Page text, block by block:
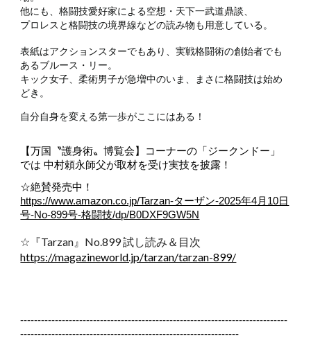
他にも、格闘技愛好家による空想・天下一武道鼎談、
プロレスと格闘技の境界線などの読み物も用意している。
表紙はアクションスターでもあり、実戦格闘術の創始者でも
あるブルース・リー。
キック女子、柔術男子が急増中のいま、まさに格闘技は始め
どき。
自分自身を変える第一歩がここにはある！
【万国〝護身術〟博覧会】コーナーの「ジークンドー」
では 中村頼永師父が取材を受け実技を披露！
☆絶賛発売中！
https://www.amazon.co.jp/Tarzan-ターザン-2025年4月10日
号-No-899号-格闘技/dp/B0DXF9GW5N
☆『Tarzan』No.899 試し読み＆目次
https://magazineworld.jp/tarzan/tarzan-899/
-----------------------------------------------------------------------------
---------------------------------------------------------------